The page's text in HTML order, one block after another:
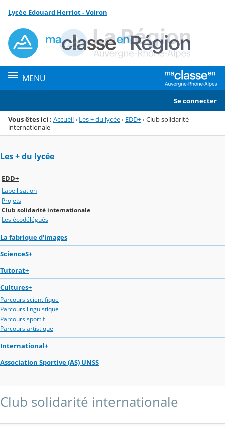
Menu de la rubrique
Contenu
Lycée Edouard Herriot - Voiron
MENU
Se connecter
Vous êtes ici : Accueil› Les + du lycée› EDD+›Club solidarité
internationale
Les + du lycée
EDD+
Labellisation
Projets
Club solidarité internationale
Les écodélégués
La fabrique d'images
ScienceS+
Tutorat+
Cultures+
Parcours scientifique
Parcours linguistique
Parcours sportif
Parcours artistique
International+
Association Sportive (AS) UNSS
Club solidarité internationale